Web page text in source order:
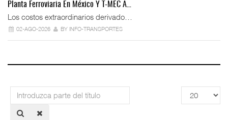
Planta Ferroviaria En México Y T-MEC A…
Los costos extraordinarios derivado…
02-AGO-2026 BY INFO-TRANSPORTES
Introduzca
parte
del
Cantidad
a